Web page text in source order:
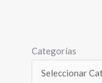
Categorías